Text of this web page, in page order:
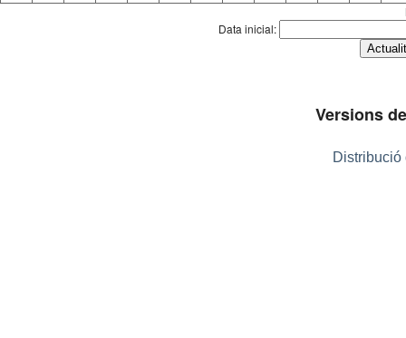
Data inicial:
Versions
Distribució